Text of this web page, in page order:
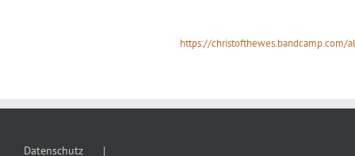
https://christofthewes.bandcamp.com/
Datenschutz